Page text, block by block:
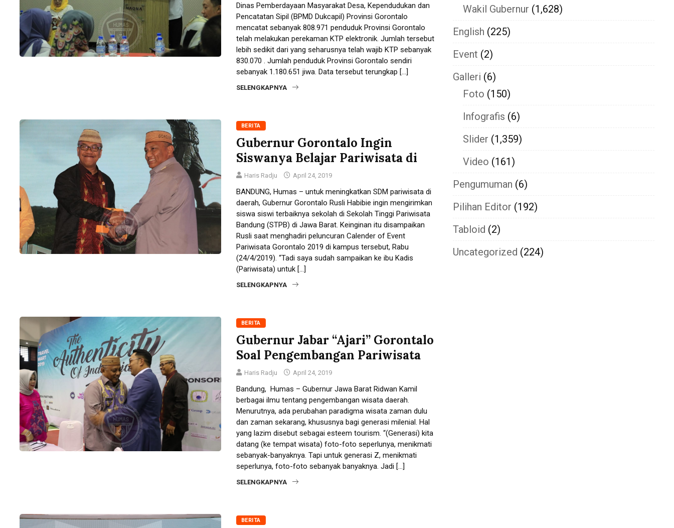
Dinas Pemberdayaan Masyarakat Desa, Kependudukan dan
Pencatatan Sipil (BPMD Dukcapil) Provinsi Gorontalo
mencatat sebanyak 808.971 penduduk Provinsi Gorontalo
telah melakukan perekaman KTP elektronik. Jumlah tersebut
lebih sedikit dari yang seharusnya telah wajib KTP sebanyak
830.070 . Jumlah penduduk Provinsi Gorontalo sendiri
sebanyak 1.180.651 jiwa. Data tersebut terungkap […]
SELENGKAPNYA
BERITA
Gubernur Gorontalo Ingin
Siswanya Belajar Pariwisata di
Haris Radju April 24, 2019
BANDUNG, Humas – untuk meningkatkan SDM pariwisata di
daerah, Gubernur Gorontalo Rusli Habibie ingin mengirimkan
siswa siswi terbaiknya sekolah di Sekolah Tinggi Pariwisata
Bandung (STPB) di Jawa Barat. Keinginan itu disampaikan
Rusli saat menghadiri peluncuran Calender of Event
Pariwisata Gorontalo 2019 di kampus tersebut, Rabu
(24/4/2019). “Tadi saya sudah sampaikan ke ibu Kadis
(Pariwisata) untuk […]
SELENGKAPNYA
BERITA
Gubernur Jabar “Ajari” Gorontalo
Soal Pengembangan Pariwisata
Haris Radju April 24, 2019
Bandung, Humas – Gubernur Jawa Barat Ridwan Kamil
berbagai ilmu tentang pengembangan wisata daerah.
Menurutnya, ada perubahan paradigma wisata zaman dulu
dan zaman sekarang, khususnya bagi generasi milenial. Hal
yang lazim disebut sebagai esteem tourism. “(Generasi) kita
datang (ke tempat wisata) foto-foto seperlunya, menikmati
sebanyak-banyaknya. Tapi untuk generasi Z, menikmati
seperlunya, foto-foto sebanyak banyaknya. Jadi […]
SELENGKAPNYA
BERITA
Wakil Gubernur (1,628)
English (225)
Event (2)
Galleri (6)
Foto (150)
Infografis (6)
Slider (1,359)
Video (161)
Pengumuman (6)
Pilihan Editor (192)
Tabloid (2)
Uncategorized (224)